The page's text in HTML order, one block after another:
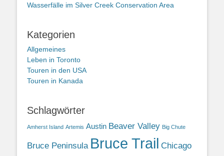
Wasserfälle im Silver Creek Conservation Area
Kategorien
Allgemeines
Leben in Toronto
Touren in den USA
Touren in Kanada
Schlagwörter
Amherst Island Artemis Austin Beaver Valley Big Chute
Bruce Peninsula Bruce Trail Chicago